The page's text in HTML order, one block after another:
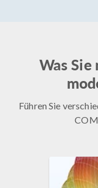
Was
Führen Sie